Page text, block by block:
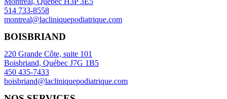
514 733-8558
montreal@lacliniquepodiatrique.com
BOISBRIAND
220 Grande Côte, suite 101
Boisbriand, Québec J7G 1B5
450 435-7433
boisbriand@lacliniquepodiatrique.com